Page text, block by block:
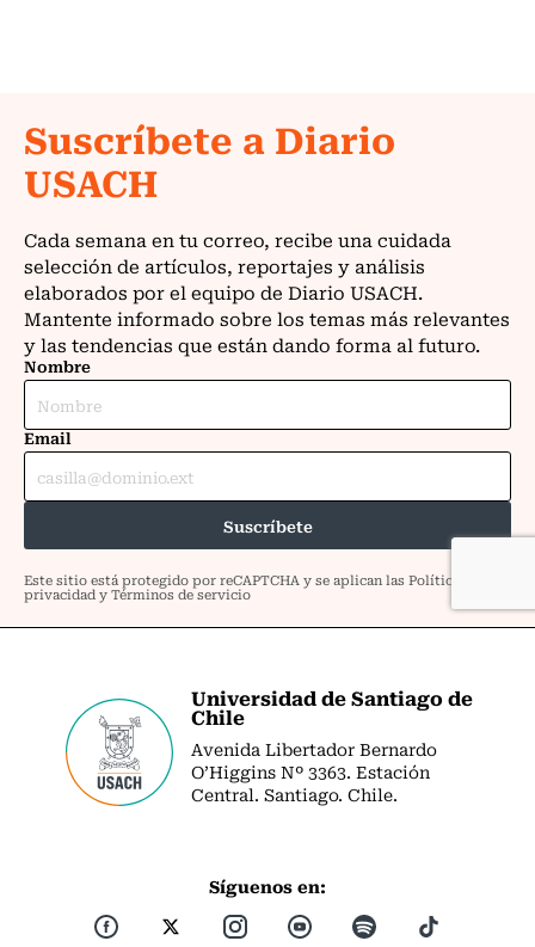
Universidad de Santiago de
Chile
Avenida Libertador Bernardo
O’Higgins Nº 3363. Estación
Central. Santiago. Chile.
Síguenos en: